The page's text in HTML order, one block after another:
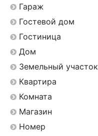
Гараж
Гостевой дом
Гостиница
Дом
Земельный участок
Квартира
Комната
Магазин
Номер